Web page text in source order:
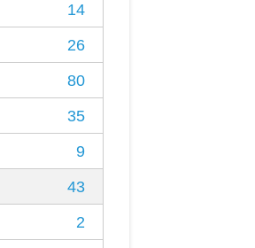
14
26
80
35
9
43
2